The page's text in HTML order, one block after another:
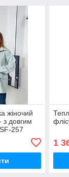
жіночий
довгим
257
1